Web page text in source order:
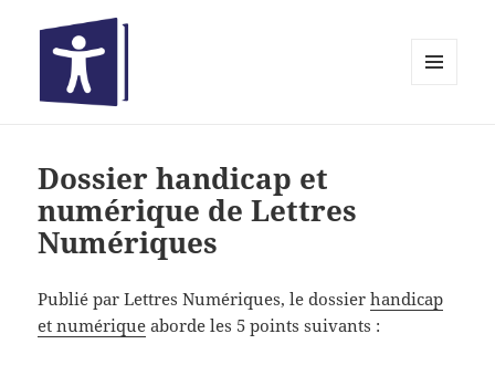
Dossier handicap et
numérique de Lettres
Numériques
Publié par Lettres Numériques, le dossierhandicap
et numérique aborde les 5 points suivants :